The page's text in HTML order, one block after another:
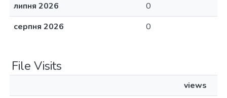
липня 2026
0
серпня 2026
0
File Visits
views